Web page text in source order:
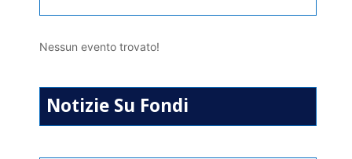
Nessun evento trovato!
Notizie Su Fondi